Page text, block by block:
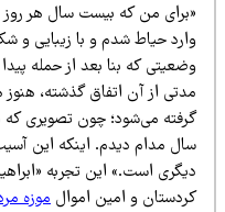
من که بیست سال هر روز صبح
حیاط شدم و با زیبایی و شکوه
که بنا بعد از حمله پیدا کرده
از آن اتفاق گذشته، هنوز هم
می‌شود؛ چون تصویری که
مدام دیدم. اینکه این آسیب‌ها
است.» این تجربه «ابراهیم
و امین اموالموزه